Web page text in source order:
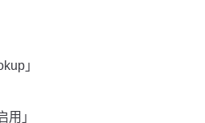
」
用」